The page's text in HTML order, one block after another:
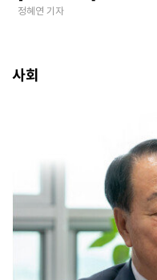
정혜연 기자
사회